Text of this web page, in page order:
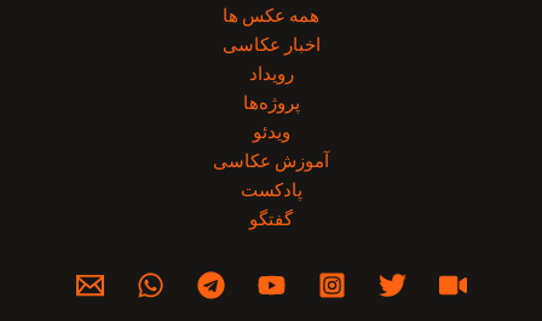
همه عکس ها
اخبار عکاسی
رویداد
پروژه‌‌ها
ویدئو
آموزش عکاسی
پادکست
گفتگو